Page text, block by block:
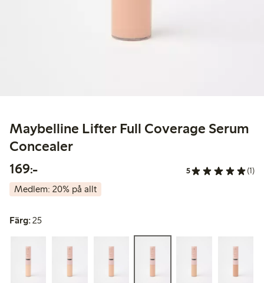
Maybelline Lifter Full Coverage Serum
Concealer
169:-169,00 kr 5 (1)
Medlem: 20% på allt
Färg:25